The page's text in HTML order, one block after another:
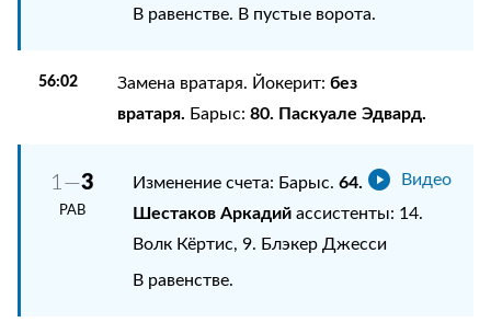
В равенстве. В пустые ворота.
56:02 Замена вратаря. Йокерит:без
вратаря. Барыс:80. Паскуале Эдвард.
1—3
РАВ
Видео
Изменение счета: Барыс. 64.
Шестаков Аркадийассистенты: 14.
Волк Кёртис, 9. Блэкер Джесси
В равенстве.